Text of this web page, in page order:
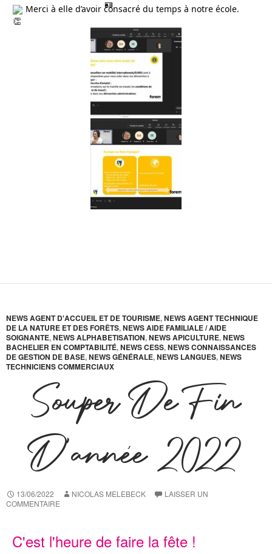
Merci à elle d’avoir consacré du temps à notre école.
NEWS AGENT D'ACCUEIL ET DE TOURISME,NEWS AGENT TECHNIQUE
DE LA NATURE ET DES FORÊTS,NEWS AIDE FAMILIALE / AIDE
SOIGNANTE,NEWS ALPHABETISATION,NEWS APICULTURE,NEWS
BACHELIER EN COMPTABILITÉ,NEWS CESS,NEWS CONNAISSANCES
DE GESTION DE BASE,NEWS GÉNÉRALE,NEWS LANGUES,NEWS
TECHNICIENS COMMERCIAUX
Souper De Fin
D’année 2022
13/06/2022 NICOLAS MELEBECK
LAISSER UN
COMMENTAIRE
C'est l'heure de faire la fête !